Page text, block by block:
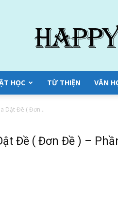
HỌC TỪ THIỆN VĂN
Dật Đề ( Đơn...
Đề ( Đơn Đề ) –